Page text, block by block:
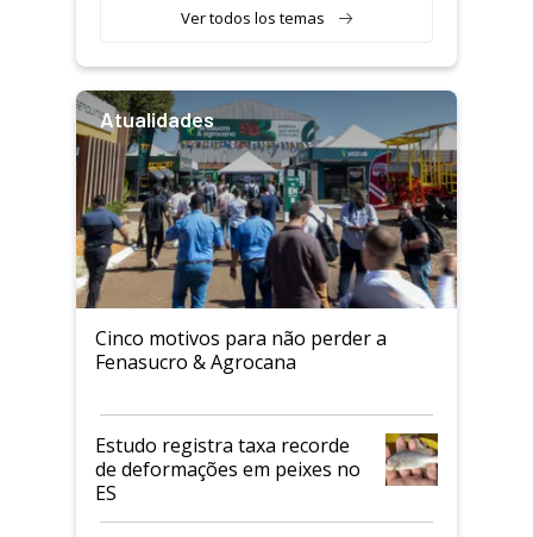
Ver todos los temas
Atualidades
Cinco motivos para não perder a
Fenasucro & Agrocana
Estudo registra taxa recorde
de deformações em peixes no
ES